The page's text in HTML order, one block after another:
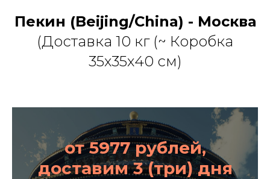
Пекин (Beijing/China) - Москва
(Доставка 10 кг (~ Коробка
35х35х40 см)
от 5977 рублей,
доставим 3 (три) дня